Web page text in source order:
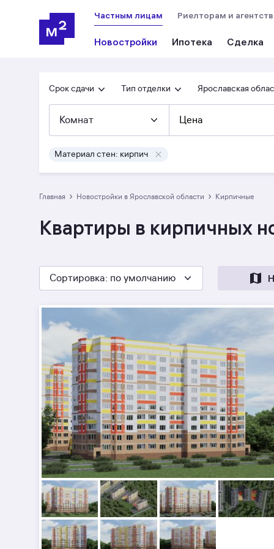
Частным лицам
Новостройки Ипотека Сделка
Риелторам и
Срок сдачи Тип отделки Ярославская
Комнат Цена
Материал стен: кирпич
Главная › Новостройки в Ярославской области › кирпичные
Квартиры в кирпичных
Сортировка: по умолчанию